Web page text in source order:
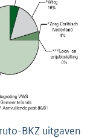
BKZ uitgaven